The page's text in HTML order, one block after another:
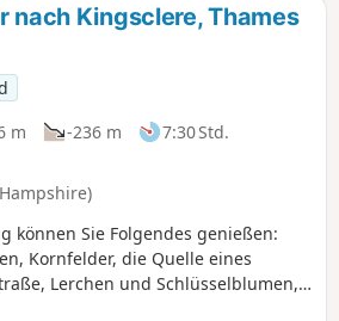
nach Kingsclere, Thames
m -236 m
7:30 Std.
können Sie Folgendes genießen:
Kornfelder, die Quelle eines
Lerchen und Schlüsselblumen,